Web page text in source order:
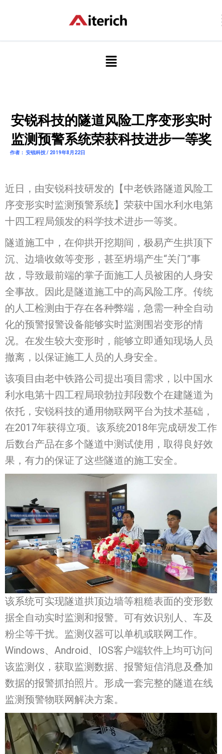
容
菜
单
安锐科技的隧道风险工序变形实时
监测预警系统荣获科技进步一等奖
作者： 安锐科技 / 2019年8月22日
近日，由安锐科技研发的【中老铁路隧道风险工
序变形实时监测预警系统】荣获中国水利水电第
十四工程局颁发的科学技术进步一等奖。
隧道施工中，在仰拱开挖期间，极易产生拱顶下
沉、边墙收敛等变形，甚至坍塌产生“关门”事
故，导致最前端的掌子面施工人员被困的人身安
全事故。因此是隧道施工中的高风险工序。传统
的人工检测由于存在各种弊端，急需一种全自动
化的预警报警设备能够实时监测围岩变形的情
况。在发生较大变形时，能够立即通知现场人员
撤离，以保证施工人员的人身安全。
该项目由老中铁路公司提出项目需求，以中国水
利水电第十四工程局琅勃拉邦段数个在建隧道为
依托，安锐科技的通用物联网平台为技术基础，
在2017年获得立项。该系统2018年完成研发工作
后数台产品在多个隧道中测试使用，取得良好效
果，有力的保证了这些隧道的施工安全。
该系统可实现隧道拱顶边墙等粗糙表面的变形数
据全自动实时监测和报警。可有效识别人、车及
粉尘等干扰。监测仪器可以单机或联网工作。
Windows、Android、IOS客户端软件上均可访问
该监测仪，获取监测数据、报警短信消息及叠加
数据的报警抓拍照片。形成一套完整的隧道在线
监测预警物联网解决方案。